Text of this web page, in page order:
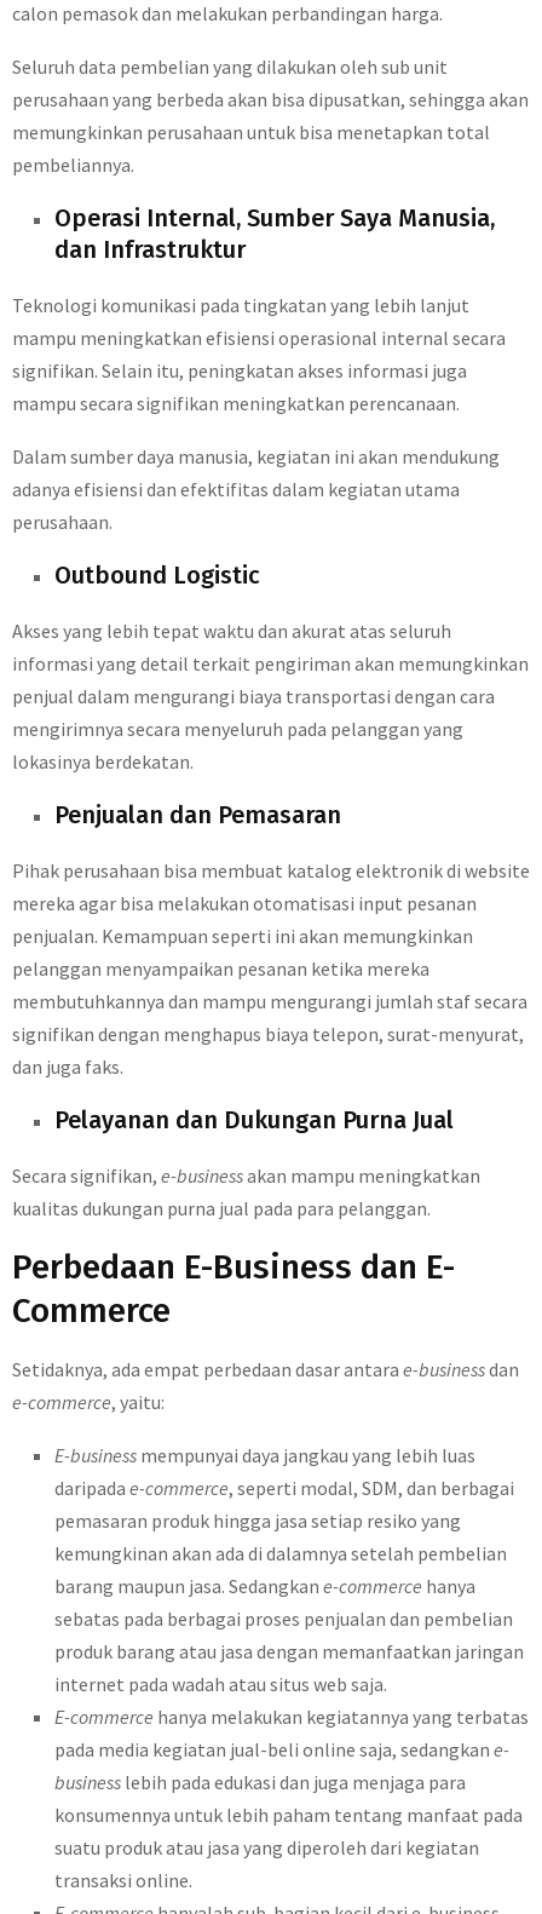
calon pemasok dan melakukan perbandingan harga.
Seluruh data pembelian yang dilakukan oleh sub unit
perusahaan yang berbeda akan bisa dipusatkan, sehingga akan
memungkinkan perusahaan untuk bisa menetapkan total
pembeliannya.
Operasi Internal, Sumber Saya Manusia,
dan Infrastruktur
Teknologi komunikasi pada tingkatan yang lebih lanjut
mampu meningkatkan efisiensi operasional internal secara
signifikan. Selain itu, peningkatan akses informasi juga
mampu secara signifikan meningkatkan perencanaan.
Dalam sumber daya manusia, kegiatan ini akan mendukung
adanya efisiensi dan efektifitas dalam kegiatan utama
perusahaan.
Outbound Logistic
Akses yang lebih tepat waktu dan akurat atas seluruh
informasi yang detail terkait pengiriman akan memungkinkan
penjual dalam mengurangi biaya transportasi dengan cara
mengirimnya secara menyeluruh pada pelanggan yang
lokasinya berdekatan.
Penjualan dan Pemasaran
Pihak perusahaan bisa membuat katalog elektronik di website
mereka agar bisa melakukan otomatisasi input pesanan
penjualan. Kemampuan seperti ini akan memungkinkan
pelanggan menyampaikan pesanan ketika mereka
membutuhkannya dan mampu mengurangi jumlah staf secara
signifikan dengan menghapus biaya telepon, surat-menyurat,
dan juga faks.
Pelayanan dan Dukungan Purna Jual
Secara signifikan, e-businessakan mampu meningkatkan
kualitas dukungan purna jual pada para pelanggan.
Perbedaan E-Business dan E-
Commerce
Setidaknya, ada empat perbedaan dasar antara e-businessdan
e-commerce, yaitu:
E-business mempunyai daya jangkau yang lebih luas
daripada e-commerce, seperti modal, SDM, dan berbagai
pemasaran produk hingga jasa setiap resiko yang
kemungkinan akan ada di dalamnya setelah pembelian
barang maupun jasa. Sedangkan e-commerce hanya
sebatas pada berbagai proses penjualan dan pembelian
produk barang atau jasa dengan memanfaatkan jaringan
internet pada wadah atau situs web saja.
E-commerce hanya melakukan kegiatannya yang terbatas
pada media kegiatan jual-beli online saja, sedangkan e-
business lebih pada edukasi dan juga menjaga para
konsumennya untuk lebih paham tentang manfaat pada
suatu produk atau jasa yang diperoleh dari kegiatan
transaksi online.